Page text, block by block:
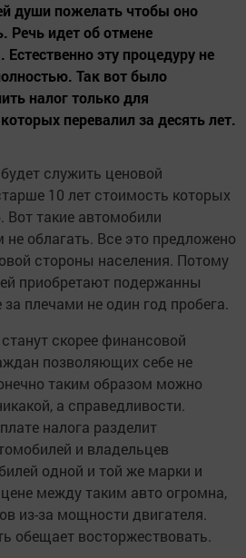
души пожелать чтобы оно
Речь идет об отмене
Естественно эту процедуру не
Так вот было
налог только для
перевалил за десять лет.
служить ценовой
10 лет стоимость которых
такие автомобили
не облагать. Все это предложено
стороны населения. Потому
приобретают подержанны
плечами не один год пробега.
скорее финансовой
позволяющих себе не
таким образом можно
а справедливости.
налога разделит
и владельцев
одной и той же марки и
между таким авто огромна,
из-за мощности двигателя.
обещает восторжествовать.